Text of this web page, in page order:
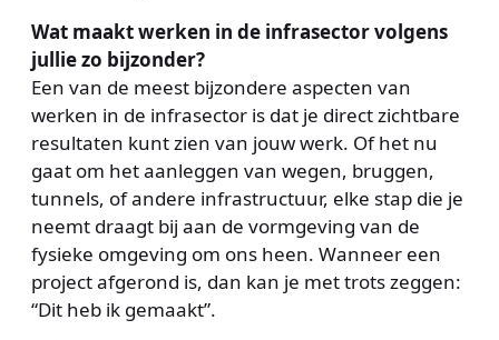
Wat maakt werken in de infrasector volgens
jullie zo bijzonder?
Een van de meest bijzondere aspecten van
werken in de infrasector is dat je direct zichtbare
resultaten kunt zien van jouw werk. Of het nu
gaat om het aanleggen van wegen, bruggen,
tunnels, of andere infrastructuur, elke stap die je
neemt draagt bij aan de vormgeving van de
fysieke omgeving om ons heen. Wanneer een
project afgerond is, dan kan je met trots zeggen:
“Dit heb ik gemaakt”.